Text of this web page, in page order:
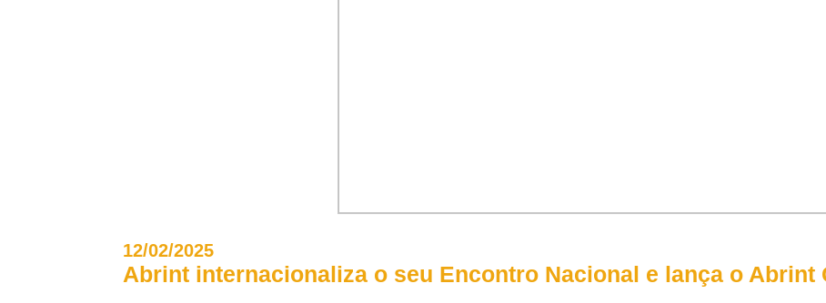
12/02/2025
Abrint internacionaliza o seu Encontro Nacional e lança o Abrint